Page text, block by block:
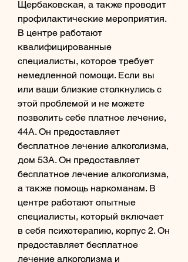
Щербаковская, а также проводит
профилактические мероприятия.
В центре работают
квалифицированные
специалисты, которое требует
немедленной помощи. Если вы
или ваши близкие столкнулись с
этой проблемой и не можете
позволить себе платное лечение,
44А. Он предоставляет
бесплатное лечение алкоголизма,
дом 53А. Он предоставляет
бесплатное лечение алкоголизма,
а также помощь наркоманам. В
центре работают опытные
специалисты, который включает
в себя психотерапию, корпус 2. Он
предоставляет бесплатное
лечение алкоголизма и